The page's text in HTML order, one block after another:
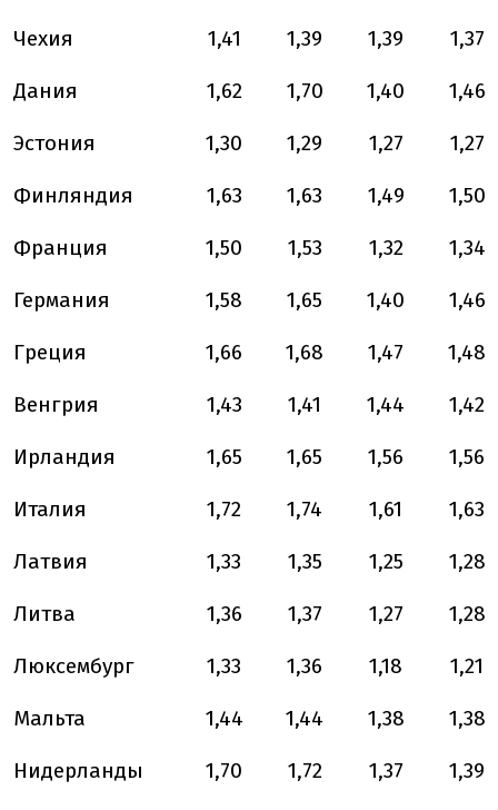
Чехия 1,41 1,39 1,39 1,37
Дания 1,62 1,70 1,40 1,46
Эстония 1,30 1,29 1,27 1,27
Финляндия 1,63 1,63 1,49 1,50
Франция 1,50 1,53 1,32 1,34
Германия 1,58 1,65 1,40 1,46
Греция 1,66 1,68 1,47 1,48
Венгрия 1,43 1,41 1,44 1,42
Ирландия 1,65 1,65 1,56 1,56
Италия 1,72 1,74 1,61 1,63
Латвия 1,33 1,35 1,25 1,28
Литва 1,36 1,37 1,27 1,28
Люксембург 1,33 1,36 1,18 1,21
Мальта 1,44 1,44 1,38 1,38
Нидерланды 1,70 1,72 1,37 1,39